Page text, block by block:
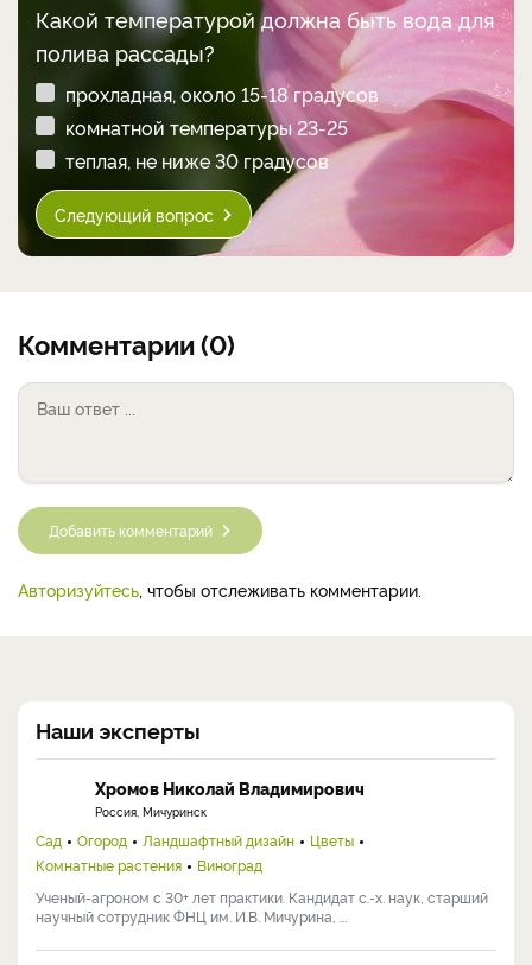
Какой температурой должна быть вода для
полива рассады?
прохладная, около 15-18 градусов
комнатной температуры 23-25
теплая, не ниже 30 градусов
Следующий вопрос
Комментарии (0)
Добавить комментарий
Авторизуйтесь, чтобы отслеживать комментарии.
Наши эксперты
Хромов Николай Владимирович
Россия, Мичуринск
Сад Огород Ландшафтный дизайн
Цветы
Комнатные растения
Виноград
Ученый-агроном с 30+ лет практики. Кандидат с.-х. наук, старший
научный сотрудник ФНЦ им. И.В. Мичурина, ...